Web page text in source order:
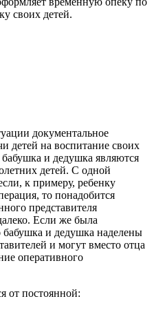
своих детей.
документальное
детей на воспитание своих
бабушка и дедушка являются
детей. С одной
к примеру, ребенку
то понадобится
представителя
Если же была
бабушка и дедушка наделены
и могут вместо отца
оперативного
от постоянной: